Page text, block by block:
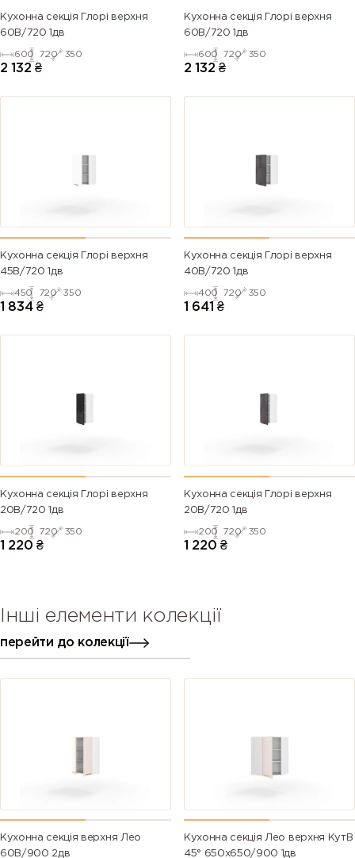
Кухонна секція Глорі верхня
60В/720 1дв
600 720 350
2 132 ₴
Кухонна секція Глорі верхня
60В/720 1дв
600 720 350
2 132 ₴
Кухонна секція Глорі верхня
45В/720 1дв
450 720 350
1 834 ₴
Кухонна секція Глорі верхня
40В/720 1дв
400 720 350
1 641 ₴
Кухонна секція Глорі верхня
20В/720 1дв
200 720 350
1 220 ₴
Кухонна секція Глорі верхня
20В/720 1дв
200 720 350
1 220 ₴
Інші елементи колекції
перейти до колекції
Кухонна секція верхня Лео
60В/900 2дв
Кухонна секція Лео верхня КутВ
45° 650х650/900 1дв